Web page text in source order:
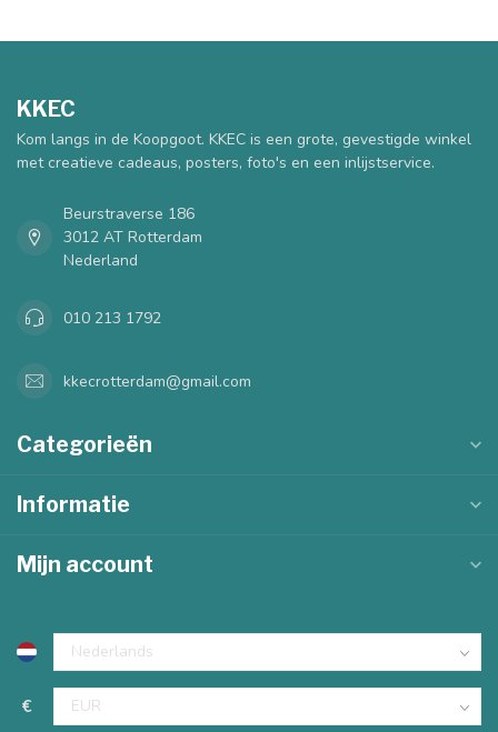
KKEC
Kom langs in de Koopgoot. KKEC is een grote, gevestigde winkel
met creatieve cadeaus, posters, foto's en een inlijstservice.
Beurstraverse 186
3012 AT Rotterdam
Nederland
010 213 1792
kkecrotterdam@gmail.com
Categorieën
Informatie
Mijn account
€